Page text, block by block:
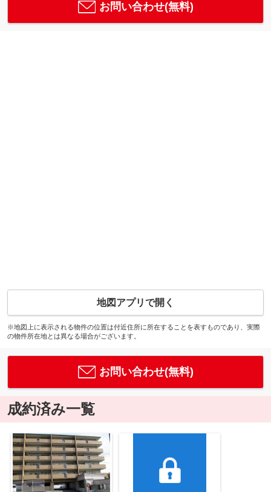
お問い合わせ(無料)
地図アプリで開く
※地図上に表示される物件の位置は付近住所に所在することを表すものであり、実際
の物件所在地とは異なる場合がございます。
お問い合わせ(無料)
成約済み一覧